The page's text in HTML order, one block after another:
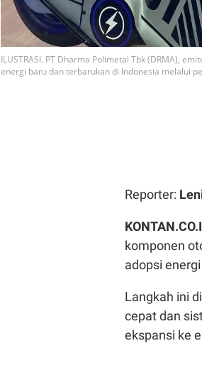
ILUSTRASI. PT Dharma Polimetal Tbk (DRMA),
energi baru dan terbarukan di Indonesia melalui
Reporter:
komponen
adopsi
Langkah ini
cepat dan
ekspansi ke